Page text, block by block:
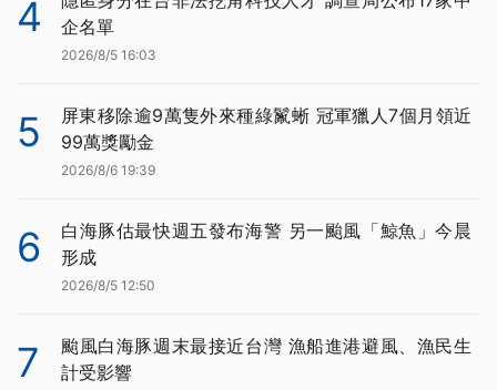
4
企名單
2026/8/5 16:03
5
屏東移除逾9萬隻外來種綠鬣蜥 冠軍獵人7個月領近
99萬獎勵金
2026/8/6 19:39
6
白海豚估最快週五發布海警 另一颱風「鯨魚」今晨
形成
2026/8/5 12:50
7
颱風白海豚週末最接近台灣 漁船進港避風、漁民生
計受影響